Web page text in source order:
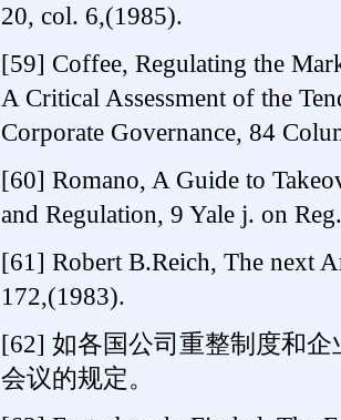
20, col. 6,(1985).
[59] Coffee, Regulating the
A Critical Assessment of the
Corporate Governance, 84
[60] Romano, A Guide to
and Regulation, 9 Yale j. on
[61] Robert B.Reich, The next
172,(1983).
[62] 如各国公司重整制度和
会议的规定。